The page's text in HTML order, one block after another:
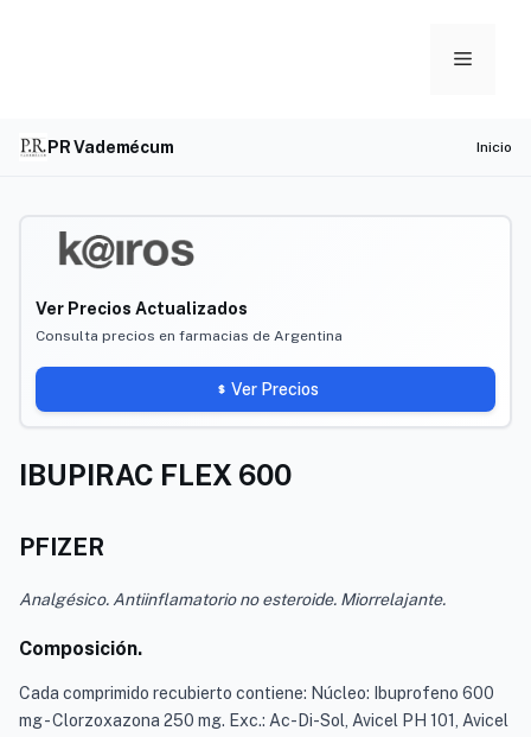
Menu
PR Vademécum Inicio
Ver Precios Actualizados
Consulta precios en farmacias de Argentina
Ver Precios
IBUPIRAC FLEX 600
PFIZER
Analgésico. Antiinflamatorio no esteroide. Miorrelajante.
Composición.
Cada comprimido recubierto contiene: Núcleo: Ibuprofeno 600
mg - Clorzoxazona 250 mg. Exc.: Ac-Di-Sol, Avicel PH 101, Avicel